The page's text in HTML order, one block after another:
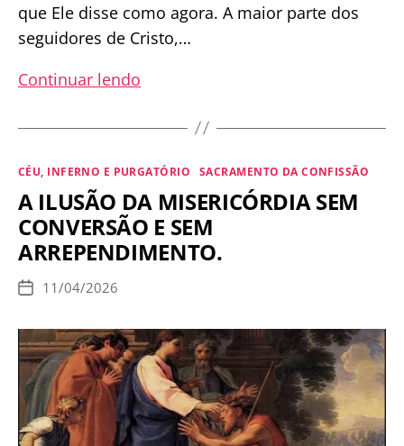
que Ele disse como agora. A maior parte dos
seguidores de Cristo,…
Continuar lendo
conceito
Misericórdia
é
o
que
levado
almas
para
o
Inferno
Categorias
CÉU, INFERNO E PURGATÓRIO SACRAMENTO DA CONFISSÃO
A ILUSÃO DA MISERICÓRDIA SEM
CONVERSÃO E SEM
ARREPENDIMENTO.
Data
publicação
11/04/2026